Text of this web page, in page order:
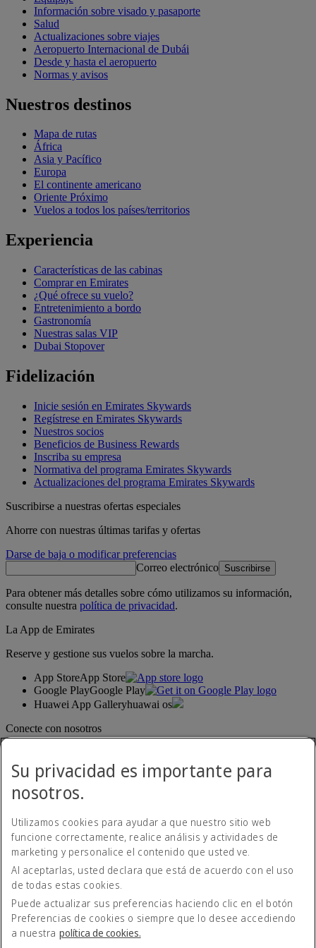
Información sobre visado y pasaporte
Salud
Actualizaciones sobre viajes
Aeropuerto Internacional de Dubái
Desde y hasta el aeropuerto
Normas y avisos
Nuestros destinos
Mapa de rutas
África
Asia y Pacífico
Europa
El continente americano
Oriente Próximo
Vuelos a todos los países/territorios
Experiencia
Características de las cabinas
Comprar en Emirates
¿Qué ofrece su vuelo?
Entretenimiento a bordo
Gastronomía
Nuestras salas VIP
Dubai Stopover
Fidelización
Inicie sesión en Emirates Skywards
Regístrese en Emirates Skywards
Nuestros socios
Beneficios de Business Rewards
Inscriba su empresa
Normativa del programa Emirates Skywards
Actualizaciones del programa Emirates Skywards
Suscribirse a nuestras ofertas especiales
Ahorre con nuestras últimas tarifas y ofertas
Darse de baja o modificar preferencias
Correo electrónico Suscribirse
Para obtener más detalles sobre cómo utilizamos su información,
consulte nuestra política de privacidad.
La App de Emirates
Reserve y gestione sus vuelos sobre la marcha.
App StoreApp Store
Google PlayGoogle Play
Huawei App Galleryhuawai os
Conecte con nosotros
Declaración de accesibilidad
Contacte con nosotros
Política de privacidad
Condiciones generales
Política de cookies
Ciberseguridad
Su privacidad es importante para
nosotros.
Utilizamos cookies para ayudar a que nuestro sitio web
funcione correctamente, realice análisis y actividades de
marketing y personalice el contenido que usted ve.
Al aceptarlas, usted declara que está de acuerdo con el uso
de todas estas cookies.
Puede actualizar sus preferencias haciendo clic en el botón
Preferencias de cookies o siempre que lo desee accediendo
a nuestra política de cookies.